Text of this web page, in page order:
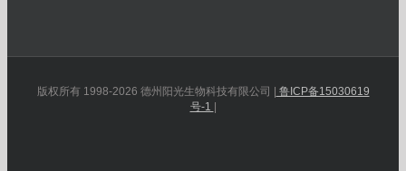
版权所有 1998-2026 德州阳光生物科技有限公司 |
鲁ICP备15030619
号-1